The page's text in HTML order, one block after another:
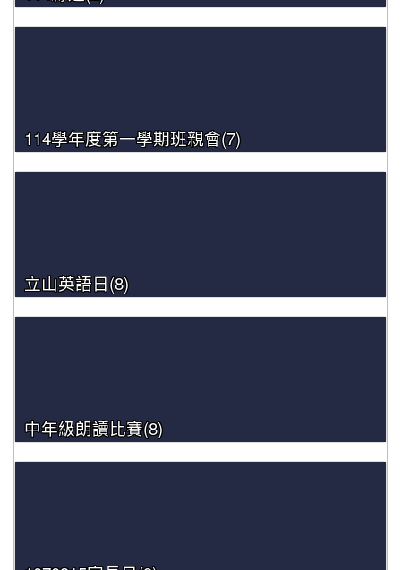
114學年度第一學期班親會(7)
立山英語日(8)
中年級朗讀比賽(8)